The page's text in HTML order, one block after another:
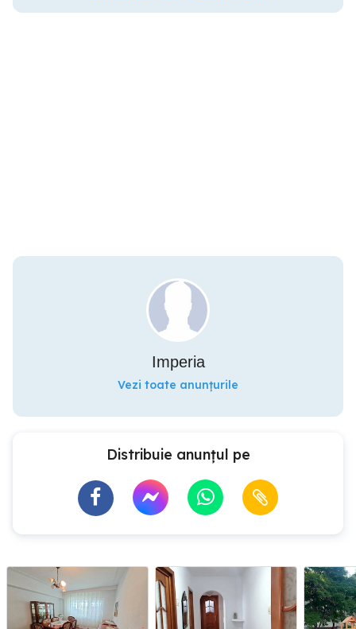
Imperia
Vezi toate anunțurile
Distribuie anunțul pe